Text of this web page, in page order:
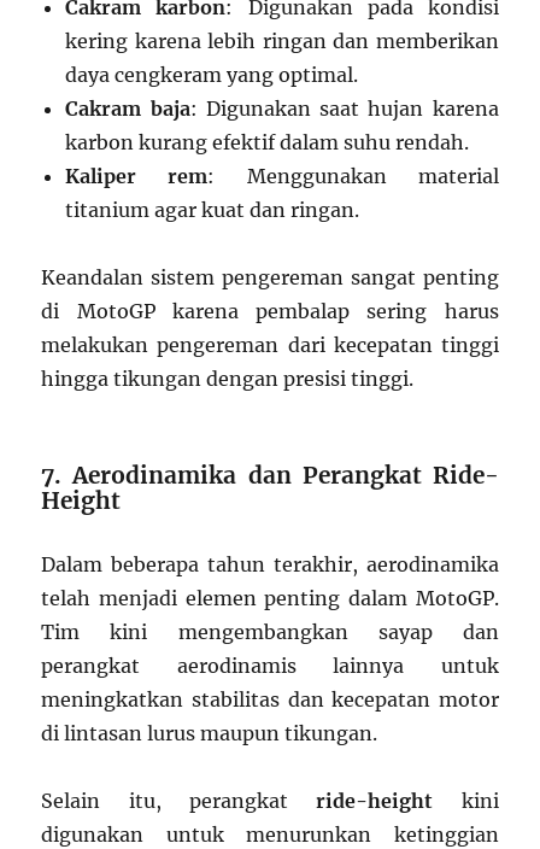
Cakram karbon: Digunakan pada kondisi
kering karena lebih ringan dan memberikan
daya cengkeram yang optimal.
Cakram baja: Digunakan saat hujan karena
karbon kurang efektif dalam suhu rendah.
Kaliper rem: Menggunakan material
titanium agar kuat dan ringan.
Keandalan sistem pengereman sangat penting
di MotoGP karena pembalap sering harus
melakukan pengereman dari kecepatan tinggi
hingga tikungan dengan presisi tinggi.
7. Aerodinamika dan Perangkat Ride-
Height
Dalam beberapa tahun terakhir, aerodinamika
telah menjadi elemen penting dalam MotoGP.
Tim kini mengembangkan sayap dan
perangkat aerodinamis lainnya untuk
meningkatkan stabilitas dan kecepatan motor
di lintasan lurus maupun tikungan.
Selain itu, perangkatride-height kini
digunakan untuk menurunkan ketinggian